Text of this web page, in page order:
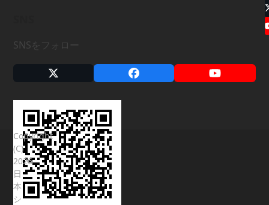
SNSをフォロー
X Facebook YouTube
Copyright
(C)
2026
日
本
シ